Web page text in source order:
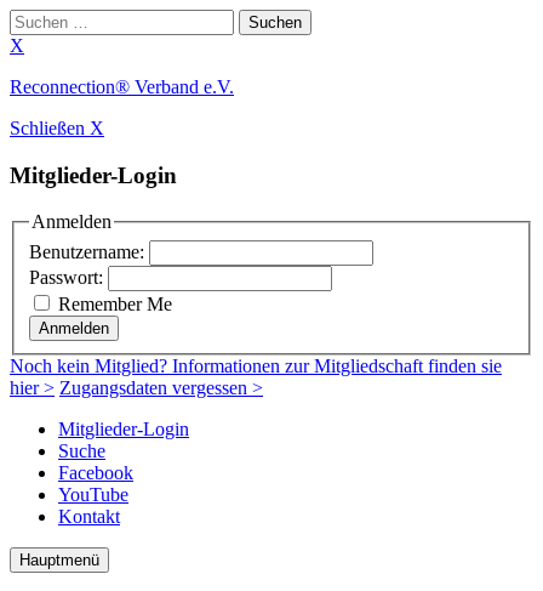
Suchen
nach:
X
Zum
springen
Reconnection® Verband e.V.
Schließen X
Mitglieder-Login
Anmelden
Benutzername:
Passwort:
Remember Me
Anmelden
Noch kein Mitglied? Informationen zur Mitgliedschaft finden sie
hier > Zugangsdaten vergessen >
Mitglieder-Login
Suche
Facebook
YouTube
Kontakt
Hauptmenü